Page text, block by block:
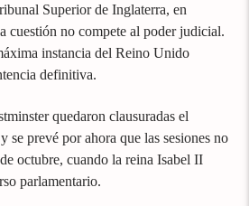
Superior de Inglaterra, en
cuestión no compete al poder judicial.
instancia del Reino Unido
definitiva.
quedaron clausuradas el
se prevé por ahora que las sesiones no
octubre, cuando la reina Isabel II
parlamentario.